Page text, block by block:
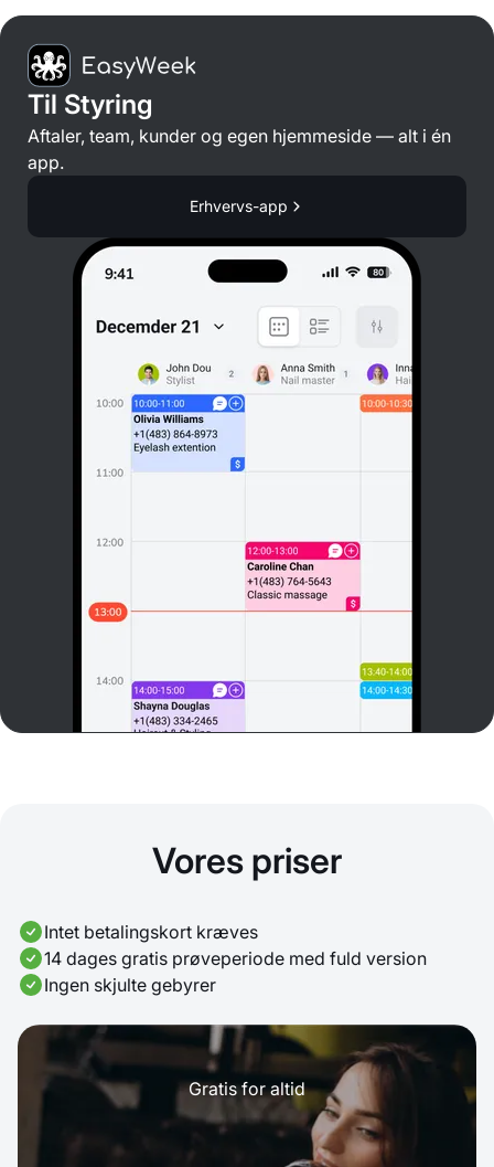
Til Styring
Aftaler, team, kunder og egen hjemmeside — alt i én
app.
Erhvervs-app
Vores priser
Intet betalingskort kræves
14 dages gratis prøveperiode med fuld version
Ingen skjulte gebyrer
Gratis for altid